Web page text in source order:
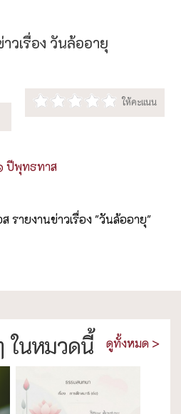
วเรื่อง วันล้ออายุ
ปีพุทธทาส
รายงานข่าวเรื่อง "วันล้ออายุ"
ในหมวดนี้ ดูทั้งหมด >